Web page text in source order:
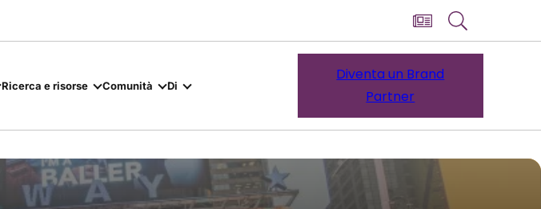
Ricerca e risorse Comunità Di
Diventa un Brand
Partner